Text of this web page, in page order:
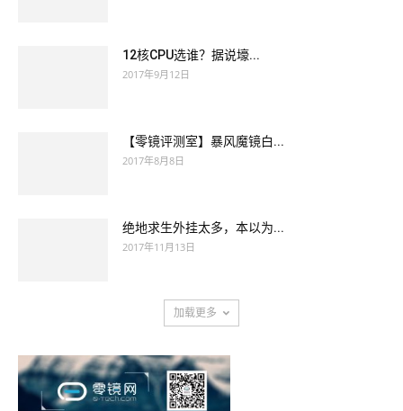
12核CPU选谁？据说壕...
2017年9月12日
【零镜评测室】暴风魔镜白...
2017年8月8日
绝地求生外挂太多，本以为...
2017年11月13日
加载更多